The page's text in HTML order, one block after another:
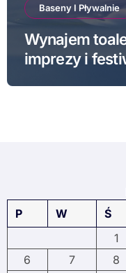
Baseny I Pływalnie
Wynajem
imprezy i
P
W Ś
1
6
7 8